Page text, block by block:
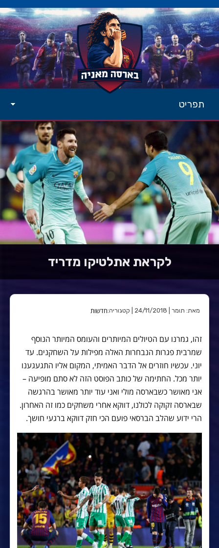
תפריט
לקראת אתלטיקו מדריד
מאת: תומר | 24/11/2018 | קטגוריה: חדשות
זהו, גמרנו עם הטיולים המיותרים והעומס המיותר הנוסף
שמרבית פגרות הנבחרות האלה מפילות על השחקנים. עד
יוני. עכשיו חוזרים אל הדבר האמיתי, המקום אליו התגעגענו
יותר מכל. החתימה של כותב הפוסט הזה לא סתם מופיעה –
אני מאושר כשבארסה מולי ואני עוד יותר מאושר בהרגשה
שבארסה זקוקה לכולנו, דווקא אחרי משחקים כמו זה האחרון.
הרי ידוע שהלב הברסאי פועם הכי חזק דווקא ברגעי חושך.